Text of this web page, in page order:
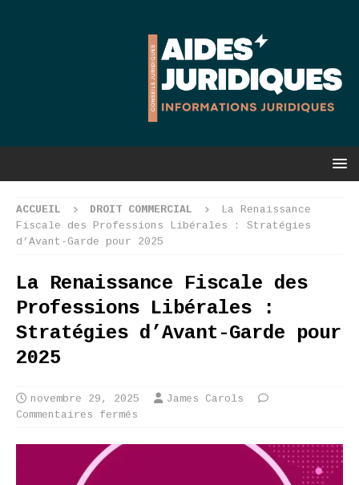
ACCUEIL DROIT COMMERCIAL
La Renaissance
Fiscale des Professions Libérales : Stratégies
d’Avant-Garde pour 2025
La Renaissance Fiscale des
Professions Libérales :
Stratégies d’Avant-Garde pour
2025
novembre 29, 2025
James Carols
Commentaires fermés